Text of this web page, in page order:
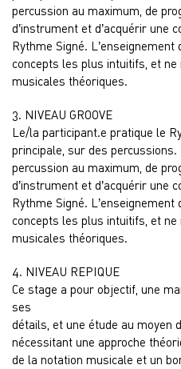
percussion au maximum, de
d’instrument et d’acquérir une
Rythme Signé.
concepts les plus intuitifs, et
musicales théoriques.
3. NIVEAU GROOVE
Le/la participant.e pratique le
principale, sur des
percussion au maximum, de
d’instrument et d’acquérir une
Rythme Signé.
concepts les plus intuitifs, et
musicales théoriques.
4. NIVEAU REPIQUE
Ce stage a pour objectif, une
ses
détails, et une étude au moyen
nécessitant une approche
de la notation musicale et un